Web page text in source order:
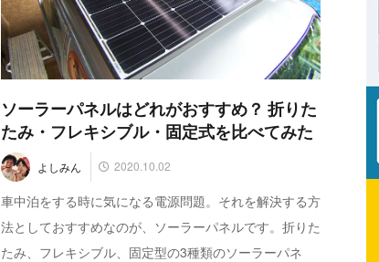
ソーラーパネルはどれがおすすめ？ 折りた
たみ・フレキシブル・固定式を比べてみた
よしみん 2020.10.02
車中泊をする時に気になる電源問題。それを解決する方
法としておすすめなのが、ソーラーパネルです。折りた
たみ、フレキシブル、固定型の3種類のソーラーパネ